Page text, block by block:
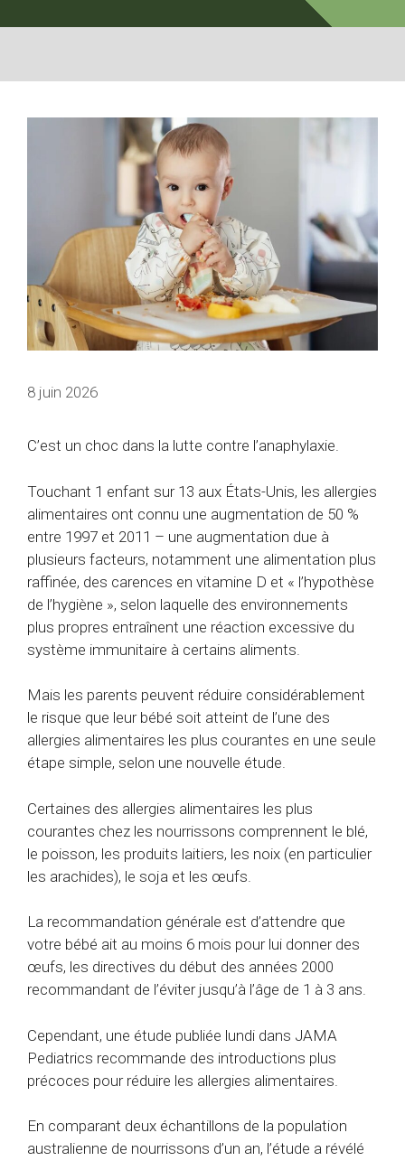
8 juin 2026
C’est un choc dans la lutte contre l’anaphylaxie.
Touchant 1 enfant sur 13 aux États-Unis, les allergies
alimentaires ont connu une augmentation de 50 %
entre 1997 et 2011 – une augmentation due à
plusieurs facteurs, notamment une alimentation plus
raffinée, des carences en vitamine D et « l’hypothèse
de l’hygiène », selon laquelle des environnements
plus propres entraînent une réaction excessive du
système immunitaire à certains aliments.
Mais les parents peuvent réduire considérablement
le risque que leur bébé soit atteint de l’une des
allergies alimentaires les plus courantes en une seule
étape simple, selon une nouvelle étude.
Certaines des allergies alimentaires les plus
courantes chez les nourrissons comprennent le blé,
le poisson, les produits laitiers, les noix (en particulier
les arachides), le soja et les œufs.
La recommandation générale est d’attendre que
votre bébé ait au moins 6 mois pour lui donner des
œufs, les directives du début des années 2000
recommandant de l’éviter jusqu’à l’âge de 1 à 3 ans.
Cependant, une étude publiée lundi dans JAMA
Pediatrics recommande des introductions plus
précoces pour réduire les allergies alimentaires.
En comparant deux échantillons de la population
australienne de nourrissons d’un an, l’étude a révélé